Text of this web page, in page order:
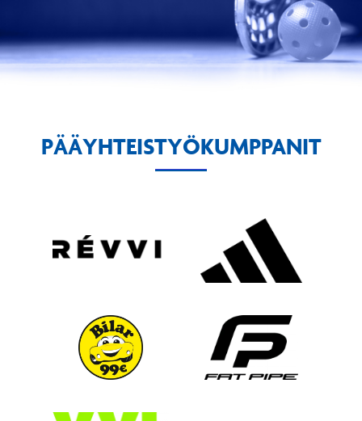
PÄÄYHTEISTYÖKUMPPANIT